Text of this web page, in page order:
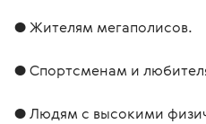
● Жителям мегаполисов.
● Спортсменам и
● Людям с высокими